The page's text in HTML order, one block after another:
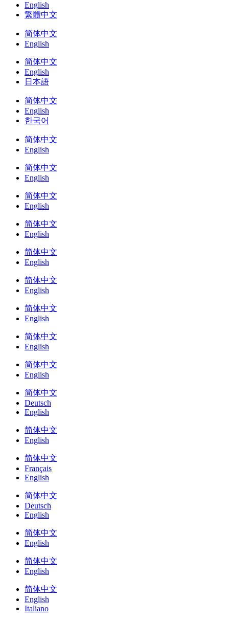
English
繁體中文
简体中文
English
简体中文
English
日本語
简体中文
English
한국어
简体中文
English
简体中文
English
简体中文
English
简体中文
English
简体中文
English
简体中文
English
简体中文
English
简体中文
English
简体中文
English
简体中文
Deutsch
English
简体中文
English
简体中文
Français
English
简体中文
Deutsch
English
简体中文
English
简体中文
English
简体中文
English
Italiano